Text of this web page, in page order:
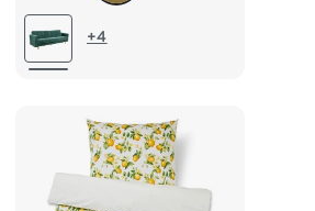
+4